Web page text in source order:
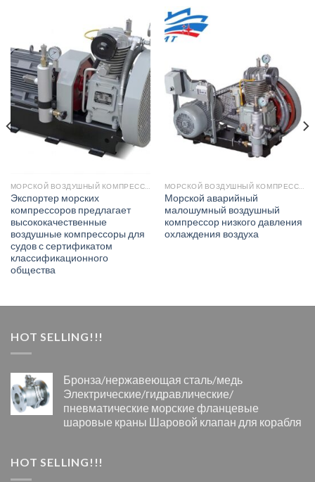
Экспортер морских
компрессоров предлагает
высококачественные
воздушные компрессоры для
судов с сертификатом
классификационного
общества
Морской аварийный
малошумный воздушный
компрессор низкого давления
охлаждения воздуха
HOT SELLING!!!
Бронза/нержавеющая сталь/медь
Электрические/гидравлические/
пневматические морские фланцевые
шаровые краны Шаровой клапан для корабля
HOT SELLING!!!